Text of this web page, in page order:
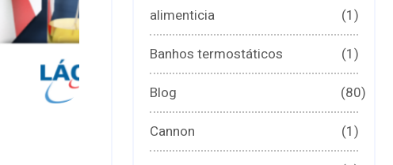
alimenticia
(1)
Banhos termostáticos
(1)
Blog
(80)
Cannon
(1)